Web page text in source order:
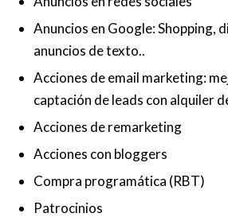
Anuncios en Google: Shopping,
anuncios de texto..
Acciones de email marketing:
captación de leads con alquiler
Acciones de remarketing
Acciones con bloggers
Compra programática (RBT)
Patrocinios